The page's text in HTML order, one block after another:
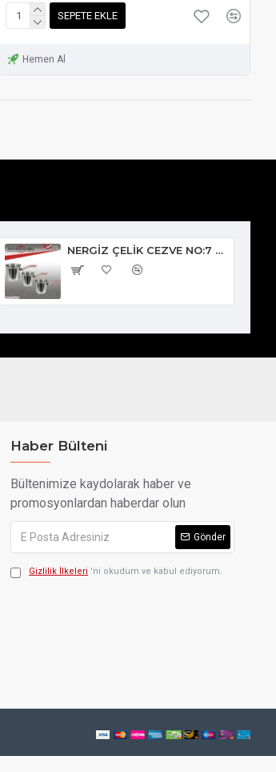
SEPETE EKLE
Hemen Al
NERGİZ ÇELİK CEZVE NO:7 650cc
Haber Bülteni
Bültenimize kaydolarak haber ve
promosyonlardan haberdar olun
Gönder
Gizlilik İlkeleri 'ni okudum ve kabul ediyorum.